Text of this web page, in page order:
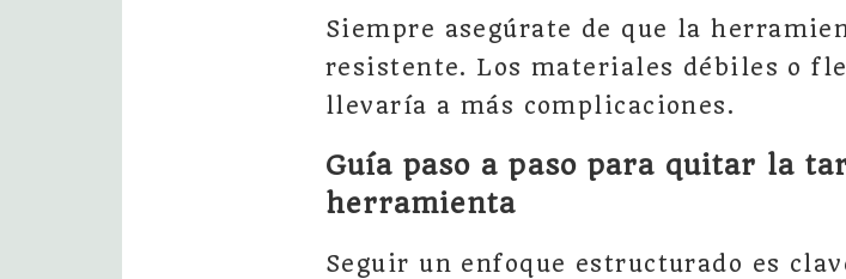
Siempre asegúrate de que la
resistente. Los materiales débiles o
llevaría a más complicaciones.
Guía paso a paso para quitar la
herramienta
Seguir un enfoque estructurado es